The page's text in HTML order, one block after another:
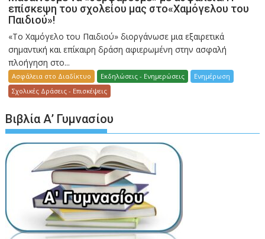
επίσκεψη του σχολείου μας στο«Χαμόγελου του
Παιδιού»!
«Το Χαμόγελο του Παιδιού» διοργάνωσε μια εξαιρετικά
σημαντική και επίκαιρη δράση αφιερωμένη στην ασφαλή
πλοήγηση στο...
Ασφάλεια στο Διαδίκτυο Εκδηλώσεις - Ενημερώσεις
Ενημέρωση
Σχολικές Δράσεις - Επισκέψεις
Βιβλία Α’ Γυμνασίου